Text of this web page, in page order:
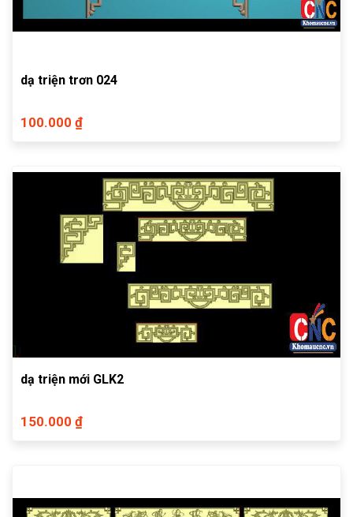
dạ triện trơn 024
100.000 ₫
dạ triện mới GLK2
150.000 ₫